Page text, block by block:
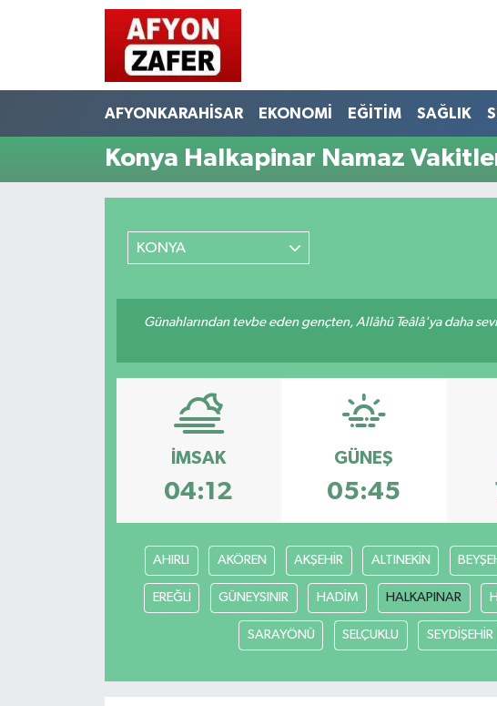
AFYONKARAHİSAR EKONOMİ EĞİTİM SAĞLIK
Konya Halkapinar Namaz
KONYA
Günahlarından tevbe eden gençten, Allâhü Teâlâ'ya daha
İMSAK
04:12
GÜNEŞ
05:45
AHIRLI AKÖREN AKŞEHİR ALTINEKİN
EREĞLİ GÜNEYSINIR HADİM HALKAPINAR
SARAYÖNÜ SELÇUKLU SEYDİŞEHİR